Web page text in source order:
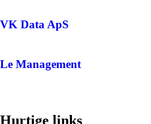
VK Data ApS
Le Management
Hurtige links